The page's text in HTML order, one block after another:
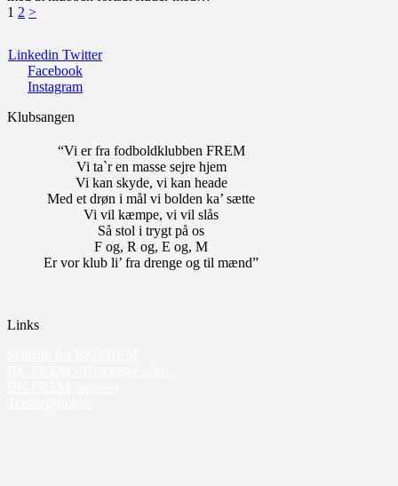
Indlægsinddeling
Page
1 Page
2 >
Linkedin Twitter
Facebook
Instagram
Klubsangen
“Vi er fra fodboldklubben FREM
Vi ta`r en masse sejre hjem
Vi kan skyde, vi kan heade
Med et drøn i mål vi bolden ka’ sætte
Vi vil kæmpe, vi vil slås
Så stol i trygt på os
F og, R og, E og, M
Er vor klub li’ fra drenge og til mænd”
Links